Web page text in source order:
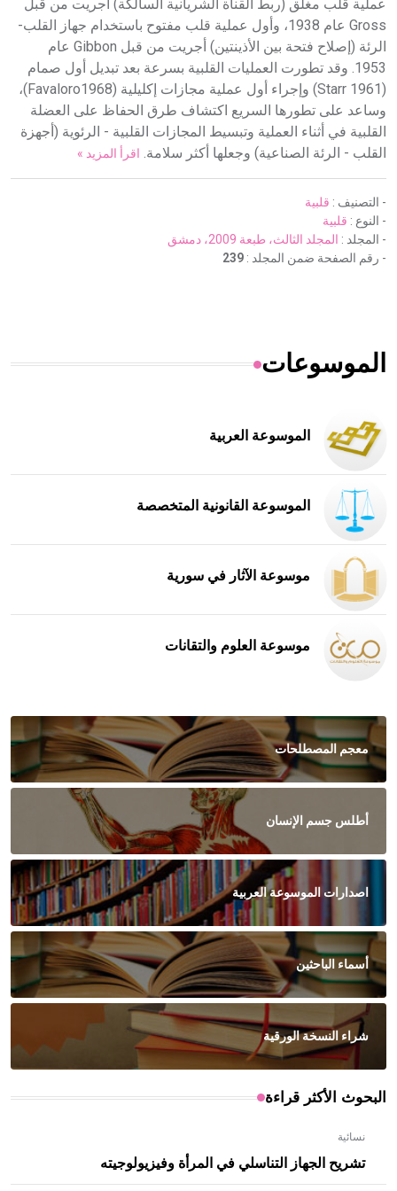
عملية قلب مغلق (ربط القناة الشريانية السالكة) أجريت من قبل
Gross عام 1938، وأول عملية قلب مفتوح باستخدام جهاز القلب-
الرئة (إصلاح فتحة بين الأذينتين) أجريت من قبل Gibbon عام
1953. وقد تطورت العمليات القلبية بسرعة بعد تبديل أول صمام
(Starr 1961) وإجراء أول عملية مجازات إكليلية (Favaloro1968)،
وساعد على تطورها السريع اكتشاف طرق الحفاظ على العضلة
القلبية في أثناء العملية وتبسيط المجازات القلبية - الرئوية (أجهزة
القلب - الرئة الصناعية) وجعلها أكثر سلامة. اقرأ المزيد »
- التصنيف : قلبية
- النوع : قلبية
- المجلد : المجلد الثالث، طبعة 2009، دمشق
- رقم الصفحة ضمن المجلد : 239
الموسوعات
الموسوعة العربية
الموسوعة القانونية المتخصصة
موسوعة الآثار في سورية
موسوعة العلوم والتقانات
معجم المصطلحات
أطلس جسم الإنسان
اصدارات الموسوعة العربية
أسماء الباحثين
شراء النسخة الورقية
البحوث الأكثر قراءة
نسائية
تشريح الجهاز التناسلي في المرأة وفيزيولوجيته